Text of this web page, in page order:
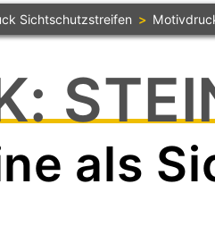
Sichtschutzstreifen
als